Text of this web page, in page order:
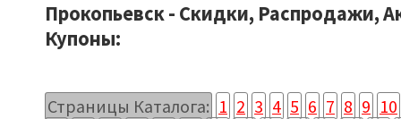
Прокопьевск - Скидки, Распродажи,
Купоны:
Страницы Каталога: 1 2 3 4 5 6 7 8 9 10